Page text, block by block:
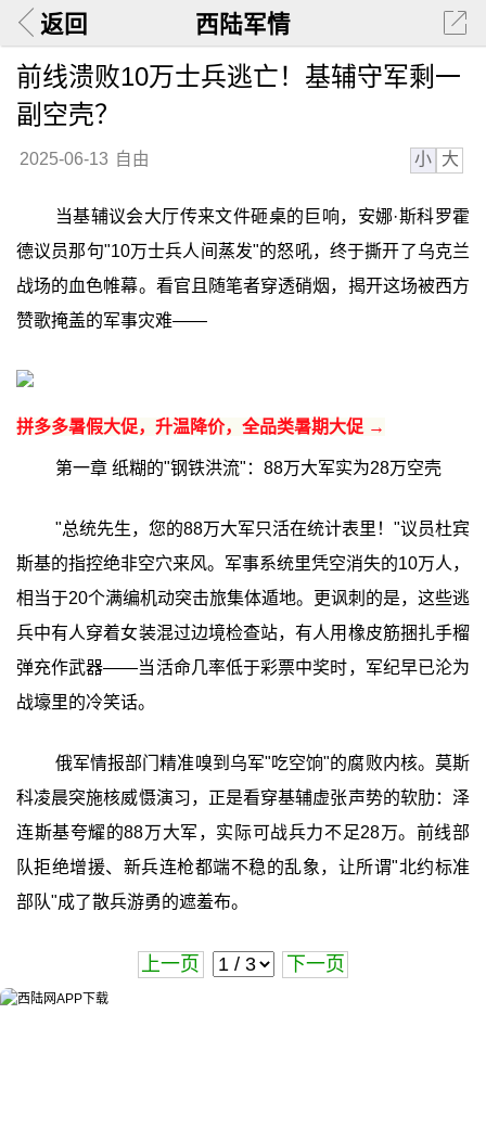
返回 西陆军情
前线溃败10万士兵逃亡！基辅守军剩一
副空壳？
2025-06-13 自由 小 大
当基辅议会大厅传来文件砸桌的巨响，安娜·斯科罗霍
德议员那句"10万士兵人间蒸发"的怒吼，终于撕开了乌克兰
战场的血色帷幕。看官且随笔者穿透硝烟，揭开这场被西方
赞歌掩盖的军事灾难——
拼多多暑假大促，升温降价，全品类暑期大促 →
第一章 纸糊的"钢铁洪流"：88万大军实为28万空壳
"总统先生，您的88万大军只活在统计表里！"议员杜宾
斯基的指控绝非空穴来风。军事系统里凭空消失的10万人，
相当于20个满编机动突击旅集体遁地。更讽刺的是，这些逃
兵中有人穿着女装混过边境检查站，有人用橡皮筋捆扎手榴
弹充作武器——当活命几率低于彩票中奖时，军纪早已沦为
战壕里的冷笑话。
俄军情报部门精准嗅到乌军"吃空饷"的腐败内核。莫斯
科凌晨突施核威慑演习，正是看穿基辅虚张声势的软肋：泽
连斯基夸耀的88万大军，实际可战兵力不足28万。前线部
队拒绝增援、新兵连枪都端不稳的乱象，让所谓"北约标准
部队"成了散兵游勇的遮羞布。
上一页 下一页